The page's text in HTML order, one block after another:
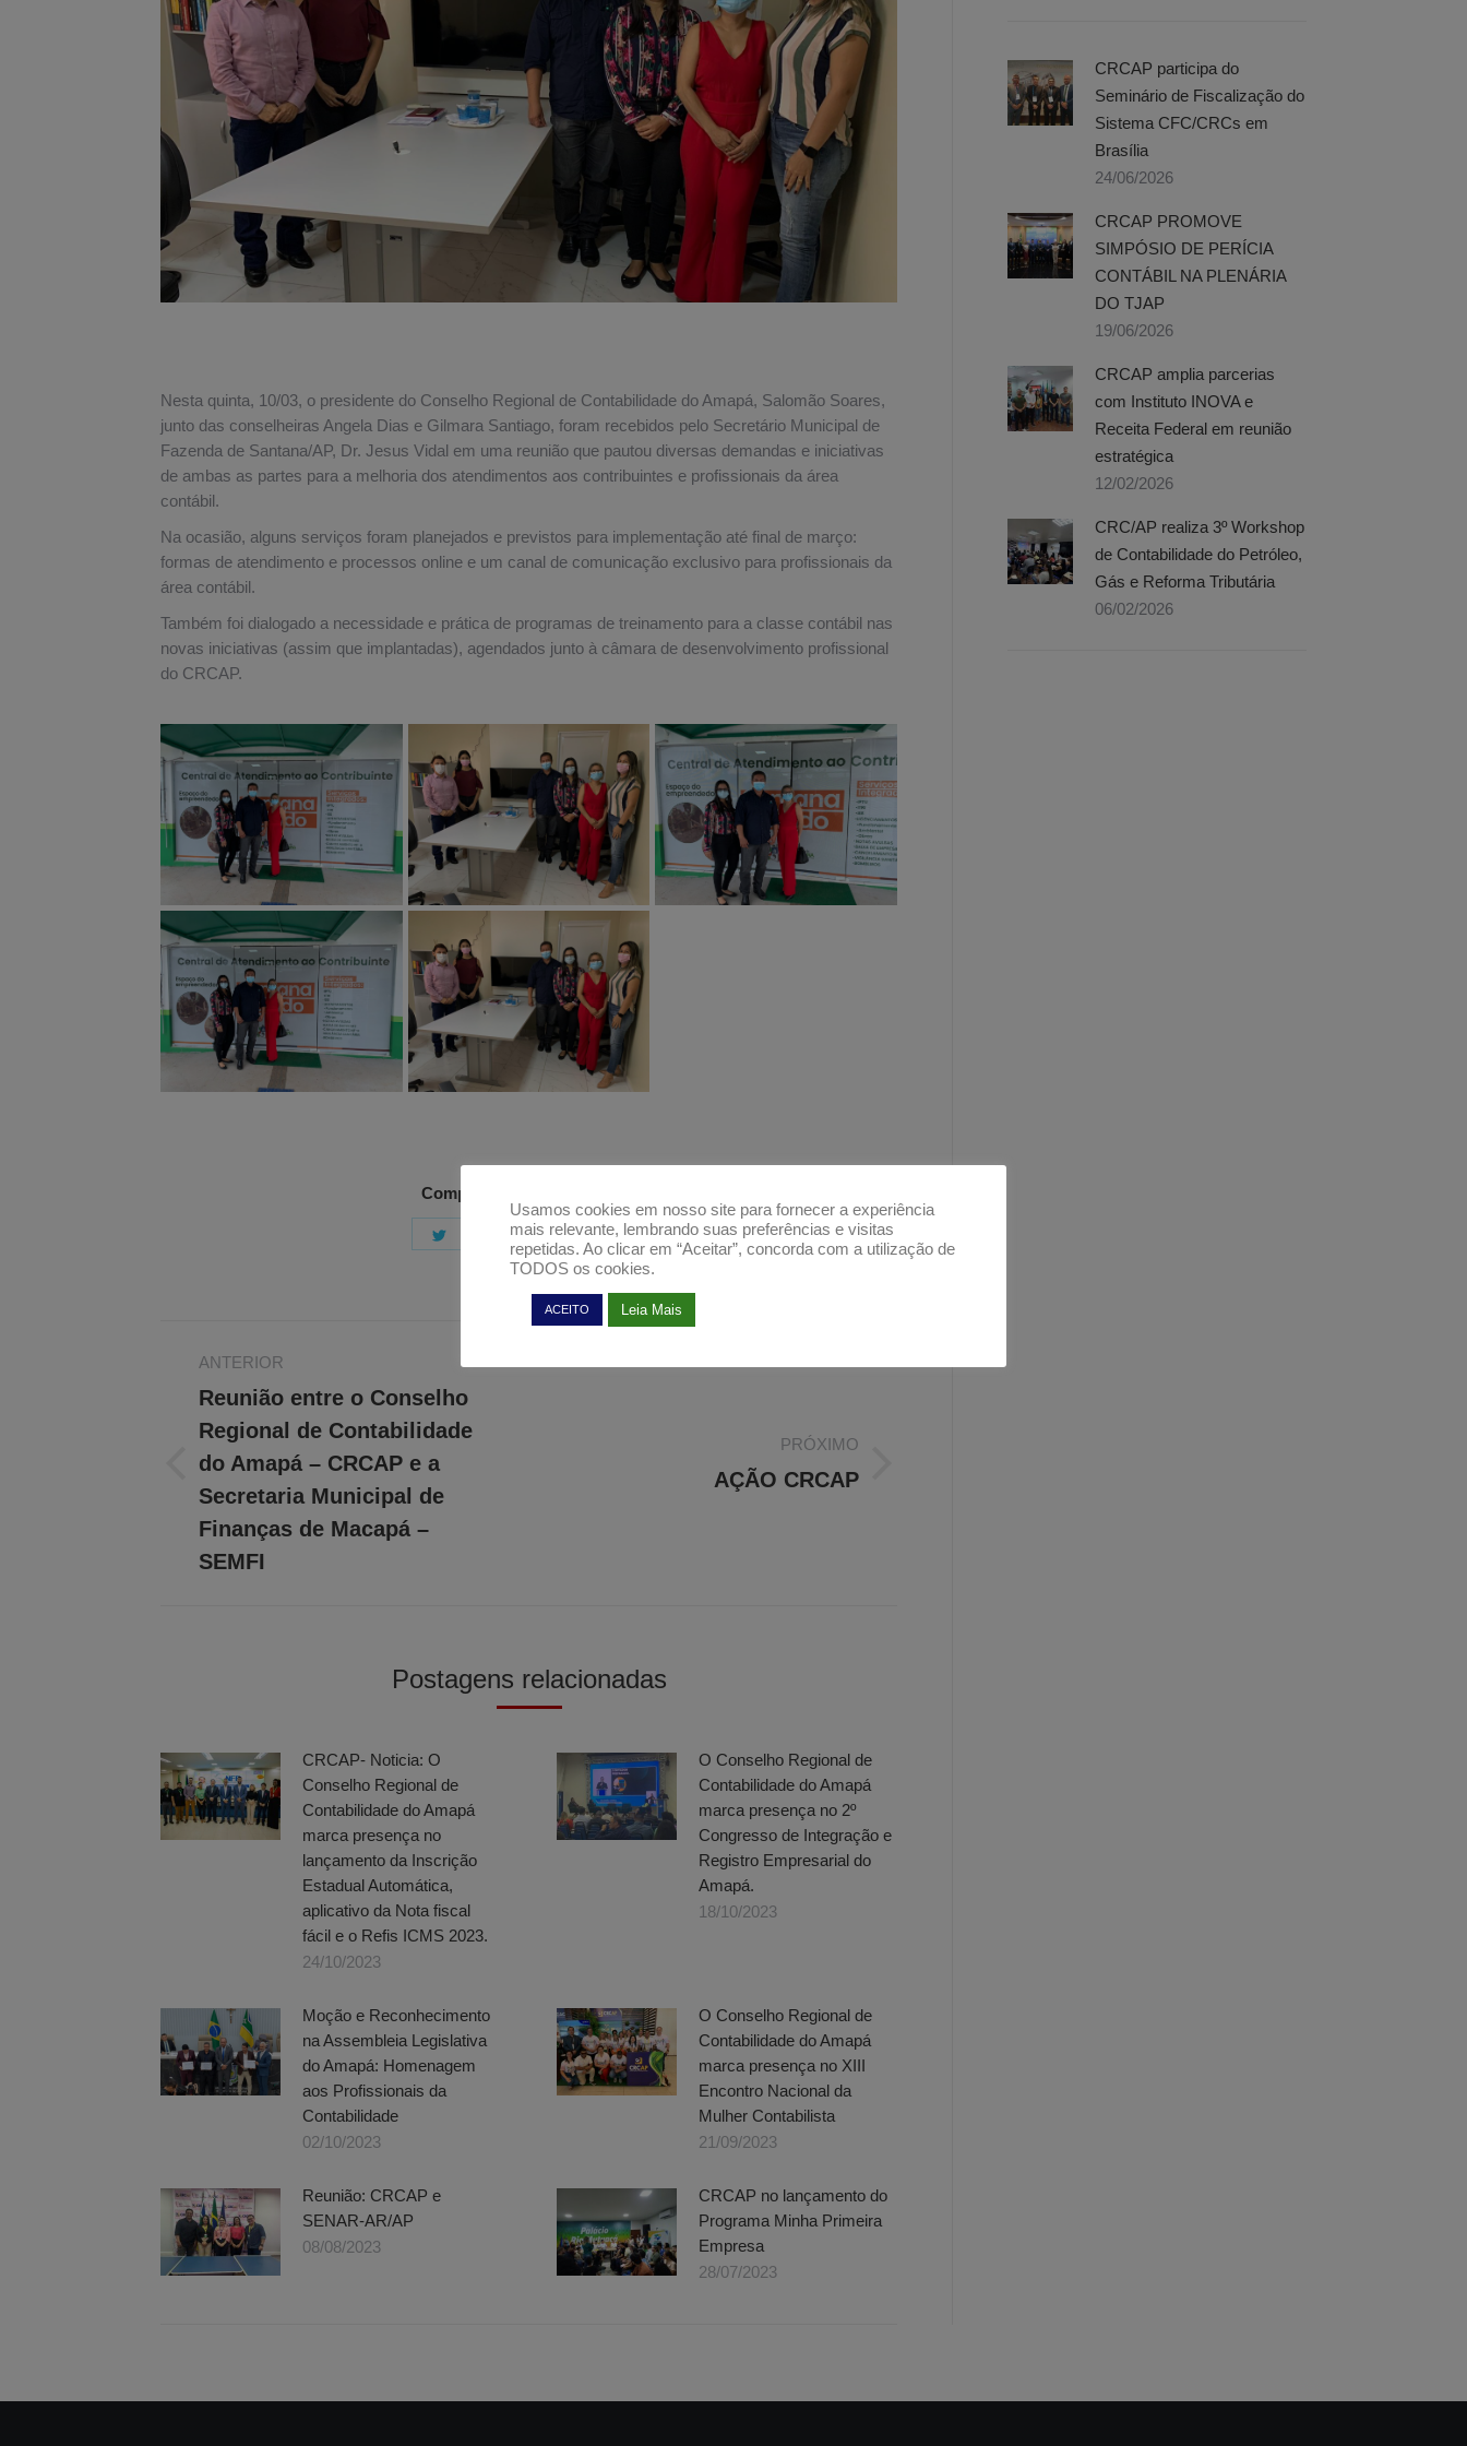
Nesta quinta, 10/03, o presidente do Conselho Regional de Contabilidade do Amapá, Salomão Soares,
junto das conselheiras Angela Dias e Gilmara Santiago, foram recebidos pelo Secretário Municipal de
Fazenda de Santana/AP, Dr. Jesus Vidal em uma reunião que pautou diversas demandas e iniciativas
de ambas as partes para a melhoria dos atendimentos aos contribuintes e profissionais da área
contábil.
Na ocasião, alguns serviços foram planejados e previstos para implementação até final de março:
formas de atendimento e processos online e um canal de comunicação exclusivo para profissionais da
área contábil.
Também foi dialogado a necessidade e prática de programas de treinamento para a classe contábil nas
novas iniciativas (assim que implantadas), agendados junto à câmara de desenvolvimento profissional
do CRCAP.
Compartilhar esta postagem
Share
Share
on
Facebook
Share
on
Pinterest
Share
on
WhatsApp
de
post:
ANTERIOR
Post
anterior:
Reunião entre o Conselho
Regional de Contabilidade
do Amapá – CRCAP e a
Secretaria Municipal de
Finanças de Macapá –
SEMFI
PRÓXIMO
AÇÃO CRCAP
Postagens relacionadas
CRCAP- Noticia: O
Conselho Regional de
Contabilidade do Amapá
marca presença no
lançamento da Inscrição
Estadual Automática,
aplicativo da Nota fiscal
fácil e o Refis ICMS 2023.
24/10/2023
O Conselho Regional de
Contabilidade do Amapá
marca presença no 2º
Congresso de Integração e
Registro Empresarial do
Amapá.
18/10/2023
Moção e Reconhecimento
na Assembleia Legislativa
do Amapá: Homenagem
aos Profissionais da
Contabilidade
02/10/2023
O Conselho Regional de
Contabilidade do Amapá
marca presença no XIII
Encontro Nacional da
Mulher Contabilista
21/09/2023
Reunião: CRCAP e
SENAR-AR/AP
08/08/2023
CRCAP no lançamento do
Programa Minha Primeira
Empresa
28/07/2023
CRCAP participa do
Seminário de Fiscalização do
Sistema CFC/CRCs em
Brasília
24/06/2026
CRCAP PROMOVE
SIMPÓSIO DE PERÍCIA
CONTÁBIL NA PLENÁRIA
DO TJAP
19/06/2026
CRCAP amplia parcerias
com Instituto INOVA e
Receita Federal em reunião
estratégica
12/02/2026
CRC/AP realiza 3º Workshop
de Contabilidade do Petróleo,
Gás e Reforma Tributária
06/02/2026
Usamos cookies em nosso site para fornecer a experiência
mais relevante, lembrando suas preferências e visitas
repetidas. Ao clicar em “Aceitar”, concorda com a utilização de
TODOS os cookies.
ACEITO Leia Mais